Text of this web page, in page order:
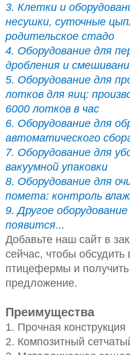
3. Клетки и
несушки, суточные
родительское стадо
4. Оборудование для
дробления и
5. Оборудование для
лотков для яиц:
6000 лотков в час
6. Оборудование для
автоматического
7. Оборудование для
вакуумной упаковки
8. Оборудование для
помета: контроль
9. Другое
появится...
Добавьте наш сайт в
сейчас, чтобы
птицефермы и
предложение.
Преимущества
1. Прочная конструкция
2. Композитный